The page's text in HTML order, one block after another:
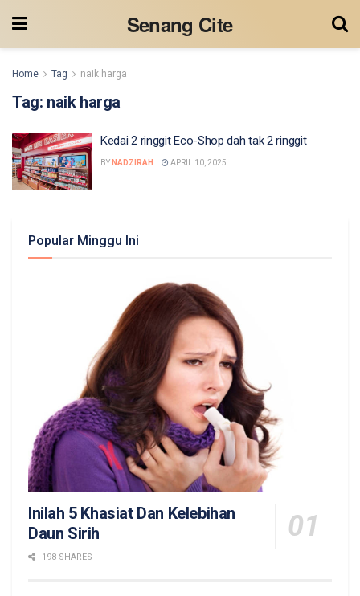
Senang Cite
Home Tag naik harga
Tag: naik harga
Kedai 2 ringgit Eco-Shop dah tak 2 ringgit
BY NADZIRAH APRIL 10, 2025
Popular Minggu Ini
Inilah 5 Khasiat Dan Kelebihan
Daun Sirih
198 SHARES